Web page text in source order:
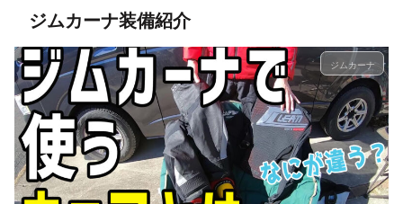
ジムカーナ装備紹介
ジムカーナ